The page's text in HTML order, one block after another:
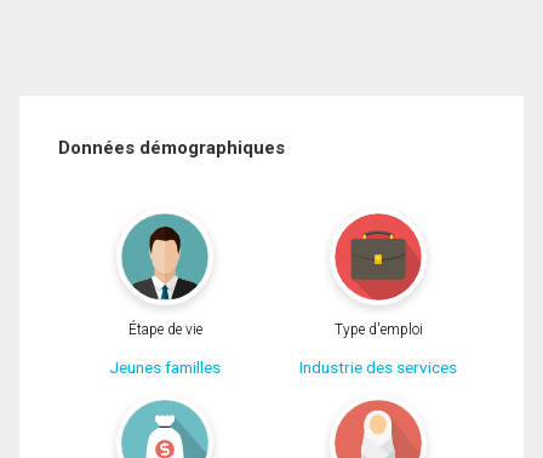
Données démographiques
Étape de vie
Jeunes familles
Type d'emploi
Industrie des services